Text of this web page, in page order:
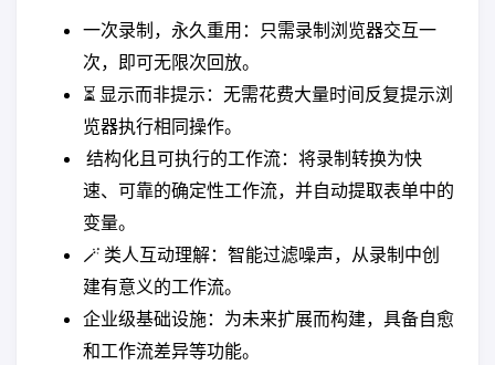
一次录制，永久重用：只需录制浏览器交互一
次，即可无限次回放。
⏳ 显示而非提示：无需花费大量时间反复提示浏
览器执行相同操作。
️ 结构化且可执行的工作流：将录制转换为快
速、可靠的确定性工作流，并自动提取表单中的
变量。
🪄 类人互动理解：智能过滤噪声，从录制中创
建有意义的工作流。
企业级基础设施：为未来扩展而构建，具备自愈
和工作流差异等功能。